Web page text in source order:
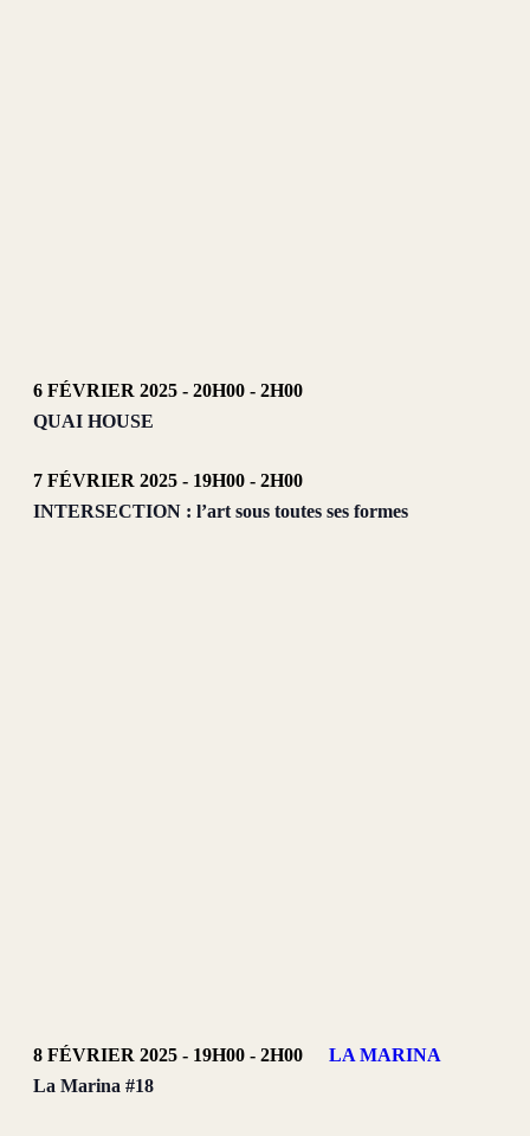
QUAI HOUSE
6 FÉVRIER 2025 - 20H00- 2H00
INTERSECTION : l’art sous toutes ses formes
7 FÉVRIER 2025 - 19H00- 2H00
La Marina #18
8 FÉVRIER 2025 - 19H00- 2H00 LA MARINA